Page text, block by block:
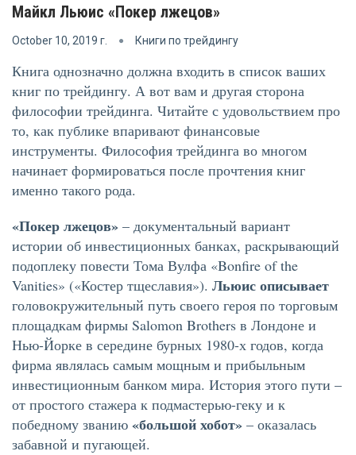
Майкл Льюис «Покер лжецов»
October 10, 2019 г. Книги по трейдингу
Книга однозначно должна входить в список ваших
книг по трейдингу. А вот вам и другая сторона
философии трейдинга. Читайте с удовольствием про
то, как публике впаривают финансовые
инструменты. Философия трейдинга во многом
начинает формироваться после прочтения книг
именно такого рода.
«Покер лжецов» – документальный вариант
истории об инвестиционных банках, раскрывающий
подоплеку повести Тома Вулфа «Bonfire of the
Vanities» («Костер тщеславия»). Льюис описывает
головокружительный путь своего героя по торговым
площадкам фирмы Salomon Brothers в Лондоне и
Нью-Йорке в середине бурных 1980-х годов, когда
фирма являлась самым мощным и прибыльным
инвестиционным банком мира. История этого пути –
от простого стажера к подмастерью-геку и к
победному званию «большой хобот» – оказалась
забавной и пугающей.